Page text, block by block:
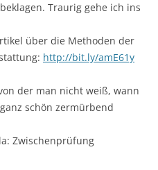
Traurig gehe ich ins
über die Methoden der
http://bit.ly/amE61y
der man nicht weiß, wann
schön zermürbend
Zwischenprüfung